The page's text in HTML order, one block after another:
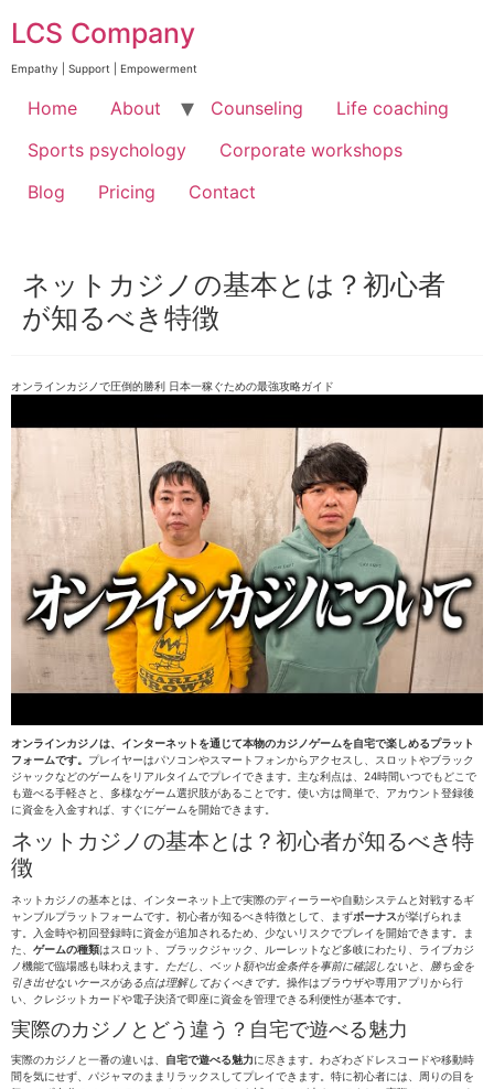
content
LCS Company
Empathy | Support | Empowerment
Home About Counseling
Life coaching
Sports psychology
Corporate workshops
Blog
Pricing Contact
ネットカジノの基本とは？初心者
が知るべき特徴
オンラインカジノで圧倒的勝利 日本一稼ぐための最強攻略ガイド
オンラインカジノは、インターネットを通じて本物のカジノゲームを自宅で楽しめるプラット
フォームです。 プレイヤーはパソコンやスマートフォンからアクセスし、スロットやブラック
ジャックなどのゲームをリアルタイムでプレイできます。主な利点は、24時間いつでもどこで
も遊べる手軽さと、多様なゲーム選択肢があることです。使い方は簡単で、アカウント登録後
に資金を入金すれば、すぐにゲームを開始できます。
ネットカジノの基本とは？初心者が知るべき特
徴
ネットカジノの基本とは、インターネット上で実際のディーラーや自動システムと対戦するギ
ャンブルプラットフォームです。初心者が知るべき特徴として、まずボーナスが挙げられま
す。入金時や初回登録時に資金が追加されるため、少ないリスクでプレイを開始できます。ま
た、 ゲームの種類はスロット、ブラックジャック、ルーレットなど多岐にわたり、ライブカジ
ノ機能で臨場感も味わえます。
ただし、ベット額や出金条件を事前に確認しないと、勝ち金を
引き出せないケースがある点は理解しておくべきです。 操作はブラウザや専用アプリから行
い、クレジットカードや電子決済で即座に資金を管理できる利便性が基本です。
実際のカジノとどう違う？自宅で遊べる魅力
実際のカジノと一番の違いは、 自宅で遊べる魅力に尽きます。わざわざドレスコードや移動時
間を気にせず、パジャマのままリラックスしてプレイできます。特に初心者には、周りの目を